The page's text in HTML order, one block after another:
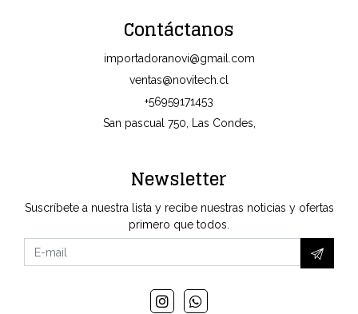
Contáctanos
importadoranovi@gmail.com
ventas@novitech.cl
+56959171453
San pascual 750, Las Condes,
Newsletter
Suscríbete a nuestra lista y recibe nuestras noticias y ofertas
primero que todos.